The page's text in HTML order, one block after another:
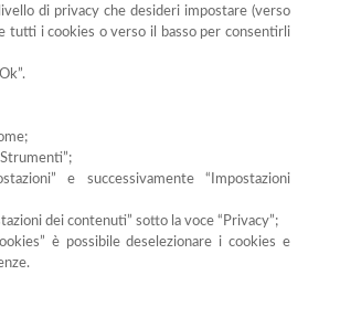
di privacy che desideri impostare (verso
tutti i cookies o verso il basso per consentirli
e successivamente “Impostazioni
dei contenuti” sotto la voce “Privacy”;
è possibile deselezionare i cookies e